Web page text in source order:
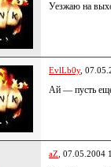
Уезжаю на
EvlLb0y,
Ай — пусть еще
aZ , 07.05.2004